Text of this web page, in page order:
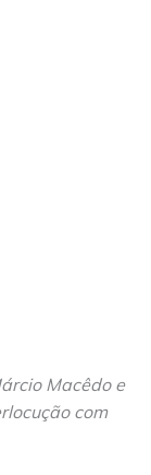
Macêdo e
com